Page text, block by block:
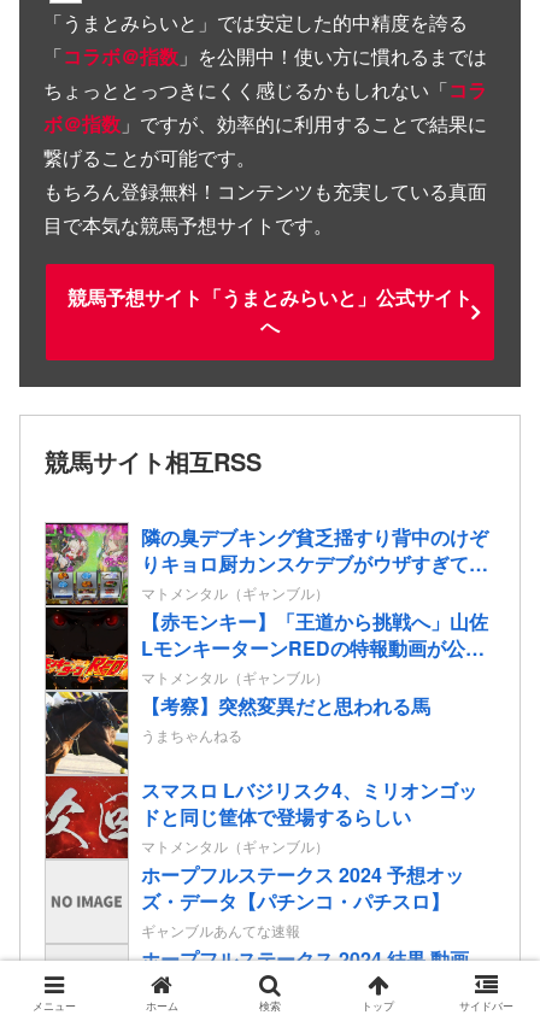
「うまとみらいと 」では安定した的中精度を誇る
「コラボ＠指数 」を公開中！使い方に慣れるまでは
ちょっととっつきにくく感じるかもしれない「コラ
ボ＠指数 」ですが、効率的に利用することで結果に
繋げることが可能です。
もちろん登録無料！コンテンツも充実している真面
目で本気な競馬予想サイトです。
競馬予想サイト「うまとみらいと」公式サイト
へ
競馬サイト相互RSS
隣の臭デブキング貧乏揺すり背中のけぞ
りキョロ厨カンスケデブがウザすぎて心
が折れそう…
マトメンタル（ギャンブル）
【赤モンキー】「王道から挑戦へ」山佐
LモンキーターンREDの特報動画が公
開！
マトメンタル（ギャンブル）
【考察】突然変異だと思われる馬
うまちゃんねる
スマスロ Lバジリスク4、ミリオンゴッ
ドと同じ筐体で登場するらしい
マトメンタル（ギャンブル）
ホープフルステークス 2024 予想オッ
ズ・データ【パチンコ・パチスロ】
ギャンブルあんてな速報
ホープフルステークス 2024 結果 動画
【パチンコ・パチスロ】
ギャンブルあんてな速報
メニュー ホーム 検索 トップ サイドバー